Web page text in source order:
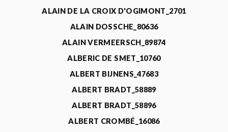
ALAIN DE LA CROIX D'OGIMONT_2701
ALAIN DOSSCHE_80636
ALAIN VERMEERSCH_89874
ALBERIC DE SMET_10760
ALBERT BIJNENS_47683
ALBERT BRADT_58889
ALBERT BRADT_58896
ALBERT CROMBÉ_16086